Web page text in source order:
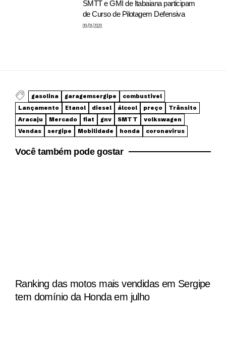
SMTT e GMI de Itabaiana participam
de Curso de Pilotagem Defensiva
09/01/2020
gasolina garagemsergipe
combustivel
Lançamento
Etanol diesel álcool preço
Trânsito
Aracaju
Mercado fiat gnv SMTT
volkswagen
Vendas
sergipe Mobilidade honda coronavirus
Você também pode gostar
Ranking das motos mais vendidas em Sergipe
tem domínio da Honda em julho